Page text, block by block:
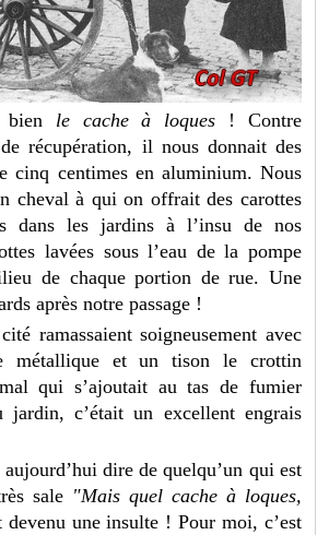
bien le cache à loques ! Contre
récupération, il nous donnait des
cinq centimes en aluminium. Nous
cheval à qui on offrait des carottes
dans les jardins à l’insu de nos
lavées sous l’eau de la pompe
de chaque portion de rue. Une
après notre passage !
ramassaient soigneusement avec
métallique et un tison le crottin
qui s’ajoutait au tas de fumier
c’était un excellent engrais
aujourd’hui dire de quelqu’un qui est
sale "Mais quel cache à loques,
devenu une insulte ! Pour moi, c’est